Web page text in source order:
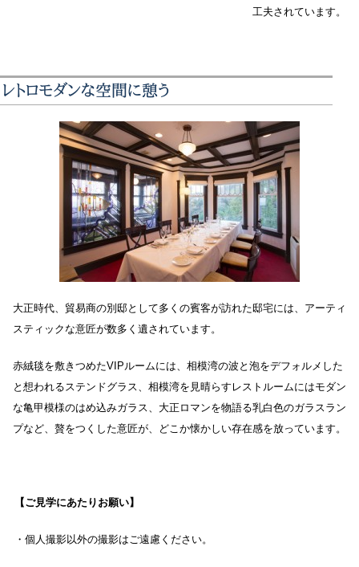
工夫されています。
レトロモダンな空間に憩う
大正時代、貿易商の別邸として多くの賓客が訪れた邸宅には、アーティ
スティックな意匠が数多く遺されています。
赤絨毯を敷きつめたVIPルームには、相模湾の波と泡をデフォルメした
と想われるステンドグラス、相模湾を見晴らすレストルームにはモダン
な亀甲模様のはめ込みガラス、大正ロマンを物語る乳白色のガラスラン
プなど、贅をつくした意匠が、どこか懐かしい存在感を放っています。
【ご見学にあたりお願い】
・個人撮影以外の撮影はご遠慮ください。